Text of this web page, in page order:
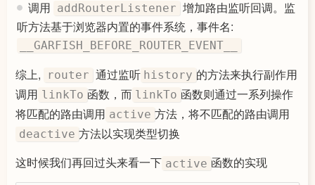
55
56
58
59
60
61
62
63
64
66
    history.pushState = rewrite(
    history.replaceState = rewrite(
// Before the collection
window.addEventListener(
'popstate',
function
(event) {
// Stop trigger collection
if (event &&
if (history.state && typeof
调用 addRouterListener 增加路由监听回调。监
听方法基于浏览器内置的事件系统，事件名:
__GARFISH_BEFORE_ROUTER_EVENT__
综上, router 通过监听 history 的方法来执行副作用
调用 linkTo 函数，而 linkTo 函数则通过一系列操作
将匹配的路由调用 active 方法，将不匹配的路由调用
deactive 方法以实现类型切换
这时候我们再回过头来看一下 active 函数的实现